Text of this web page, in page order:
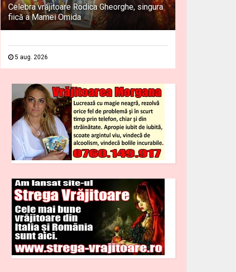
Celebra vrăjitoare Rodica Gheorghe, singura
fiică a Mamei Omida
5 aug. 2026